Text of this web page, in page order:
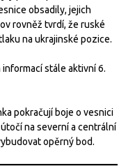
obsadily, jejich
rovněž tvrdí, že ruské
na ukrajinské pozice.
stále aktivní 6.
pokračují boje o vesnici
na severní a centrální
opěrný bod.